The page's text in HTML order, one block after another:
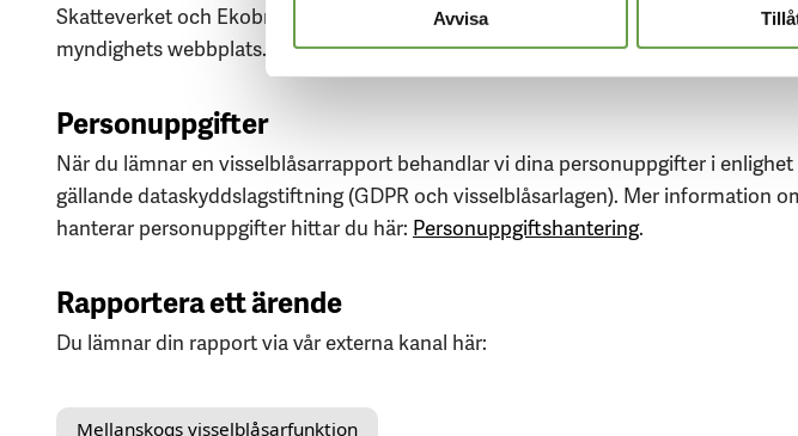
Avvisa
Skatteverket och Ekobrottsmyndigheten. Information om dessa kanaler finns på
myndighets webbplats.
Personuppgifter
När du lämnar en visselblåsarrapport behandlar vi dina personuppgifter i enlighet
gällande dataskyddslagstiftning (GDPR och visselblåsarlagen). Mer information
hanterar personuppgifter hittar du här: Personuppgiftshantering.
Rapportera ett ärende
Du lämnar din rapport via vår externa kanal här:
Mellanskogs visselblåsarfunktion